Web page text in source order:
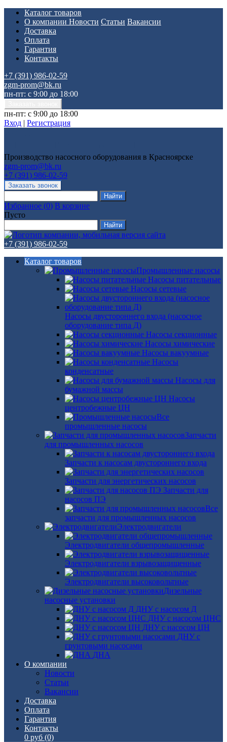
Каталог товаров
О компании Новости Статьи Вакансии
Доставка
Оплата
Гарантия
Контакты
+7 (391) 986-02-59
zgm-prom@bk.ru
пн-пт: с 9:00 до 18:00
пн-пт: с 9:00 до 18:00
Вход | Регистрация
Производство насосного оборудования в Красноярске
zgm-prom@bk.ru
+7 (391) 986-02-59
Избранное (0) В корзине
Пусто
+7 (391) 986-02-59
Каталог товаров
Промышленные насосы
Насосы питательные
Насосы сетевые
Насосы двустороннего входа (насосное
оборудование типа Д)
Насосы секционные
Насосы химические
Насосы вакуумные
Насосы
конденсатные
Насосы для
бумажной массы
Насосы
центробежные ЦН
Все
промышленные насосы
Запчасти
для промышленных насосов
Запчасти к насосам двустороннего входа
Запчасти для энергетических насосов
Запчасти для
насосов ПЭ
Все
запчасти для промышленных насосов
Электродвигатели
Электродвигатели общепромышленные
Электродвигатели взрывозащищенные
Электродвигатели высоковольтные
Дизельные
насосные установки
ДНУ с насосом Д
ДНУ с насосом ЦНС
ДНУ с насосом ЦН
ДНУ с
грунтовыми насосами
ДНА
О компании
Новости
Статьи
Вакансии
Доставка
Оплата
Гарантия
Контакты
0 руб (0)